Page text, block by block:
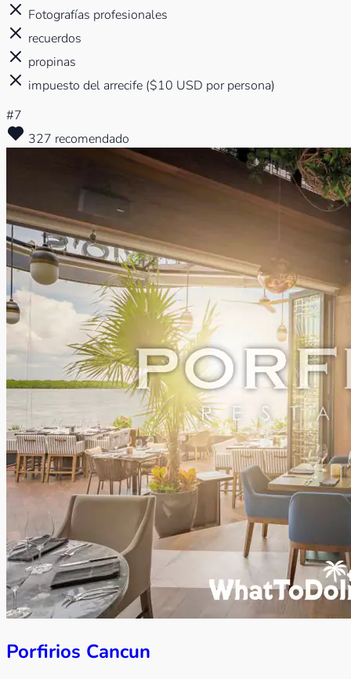
Fotografías profesionales
recuerdos
propinas
impuesto del arrecife ($10 USD por persona)
#7
327 recomendado
Porfirios Cancun